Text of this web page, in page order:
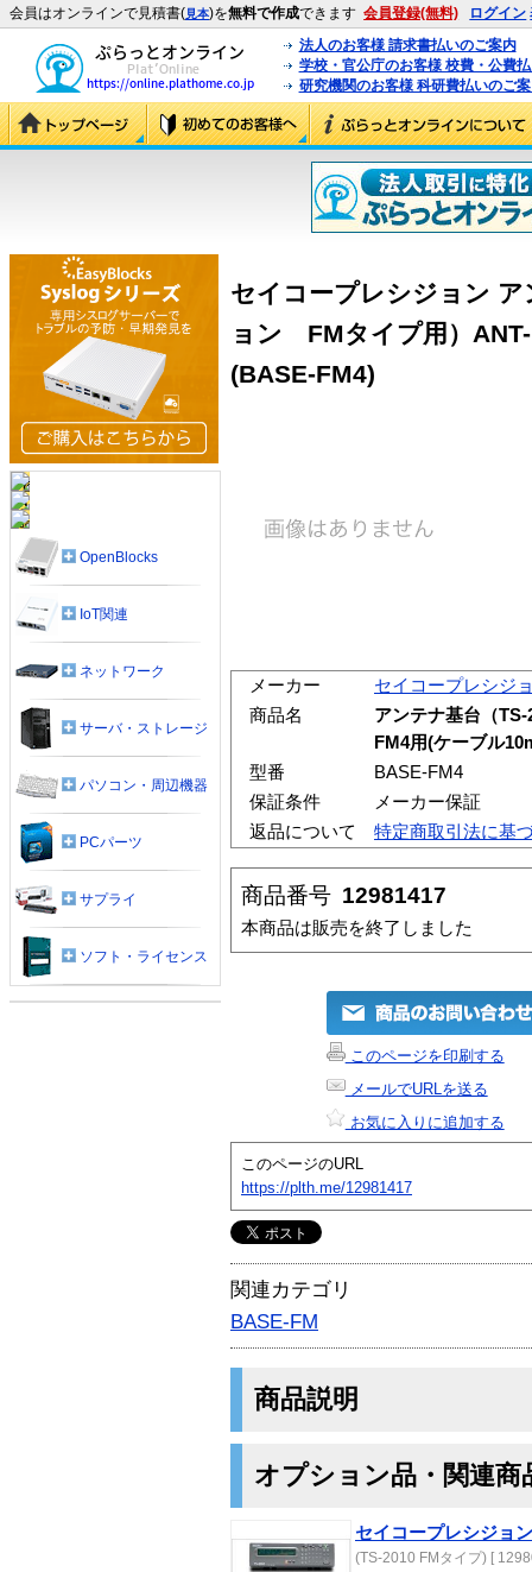
会員はオンラインで見積書(見本)を無料で作成できます 会員登録(無料) ログイン
法人のお客様 請求書払いのご案内
学校・官公庁のお客様 校費・公費
研究機関のお客様 科研費払いのご
セイコープレシジョン
ョン FMタイプ用）
(BASE-FM4)
メーカー
セイコープレシジ
商品名
アンテナ基台（
FM4用(ケーブル
型番
BASE-FM4
保証条件
メーカー保証
返品について
特定商取引法に基
商品番号 12981417
本商品は販売を終了しました
このページを印刷する
メールでURLを送る
お気に入りに追加する
このページのURL
https://plth.me/12981417
関連カテゴリ
BASE-FM
商品説明
オプション品・関連商
セイコープレシジョ
(TS-2010 FMタイプ) [
OpenBlocks
IoT関連
ネットワーク
サーバ・ストレージ
パソコン・周辺機器
PCパーツ
サプライ
ソフト・ライセンス